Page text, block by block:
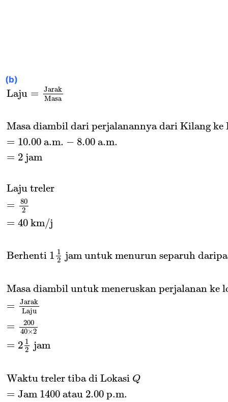
(b)
Laju =
Jarak
Masa
Masa diambil dari perjalanannya dari Kilang ke
= 10.00 a.m. − 8.00 a.m.
= 2 jam
Laju treler
=
80
2
= 40 km/j
Berhenti 1 1
2
jam untuk menurun separuh
Masa diambil untuk meneruskan perjalanan ke
=
Jarak
Laju
=
200
40×2
= 2 1
2
jam
Waktu treler tiba di Lokasi Q
= Jam 1400 atau 2.00 p.m.
Laju JarakMasa